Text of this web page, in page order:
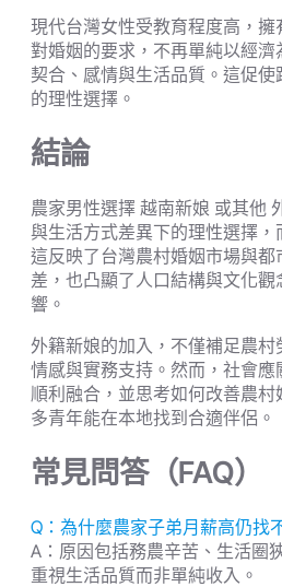
現代台灣女性受教育程度高，擁
對婚姻的要求，不再單純以經
契合、感情與生活品質。這促
的理性選擇。
結論
農家男性選擇 越南新娘 或其他
與生活方式差異下的理性選擇，
這反映了台灣農村婚姻市場與
差，也凸顯了人口結構與文化
響。
外籍新娘的加入，不僅補足農
情感與實務支持。然而，社會
順利融合，並思考如何改善農
多青年能在本地找到合適伴侶。
常見問答（FAQ）
Q：為什麼農家子弟月薪高仍找
A：原因包括務農辛苦、生活圈
重視生活品質而非單純收入。